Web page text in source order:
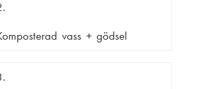
vass + gödsel